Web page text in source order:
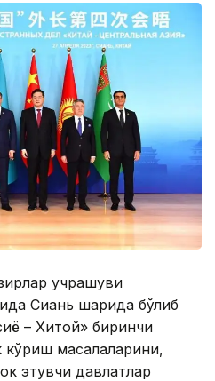
учрашуви
Сиань шаҳрида бўлиб
– Хитой» биринчи
кўриш масалаларини,
этувчи давлатлар